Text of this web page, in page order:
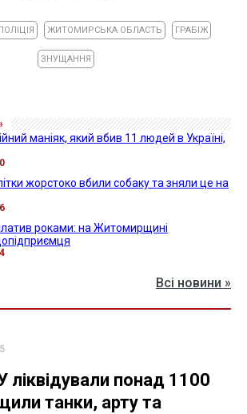
ПОЛІЦІЯ ЖИТОМИРСЬКА ОБЛАСТЬ ГРАБІЖ
ЗНУЩАННЯ
маніяк, який вбив 11 людей в Україні,
жорстоко вбили собаку та зняли це на
роками: на Житомирщині
Всі новини »
ліквідували понад 1100
танки, арту та